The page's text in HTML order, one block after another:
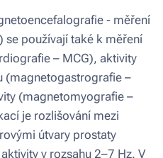
- měření
se používají také k měření
– MCG), aktivity
(magnetogastrografie –
(magnetomyografie –
je rozlišování mezi
útvary prostaty
v rozsahu 2–7 Hz. V